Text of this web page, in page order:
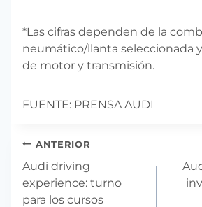
*Las cifras dependen de la
neumático/llanta seleccionada
de motor y transmisión.
FUENTE: PRENSA AUDI
Navegación
de
entradas
ANTERIOR
Audi driving
experience: turno
para los cursos